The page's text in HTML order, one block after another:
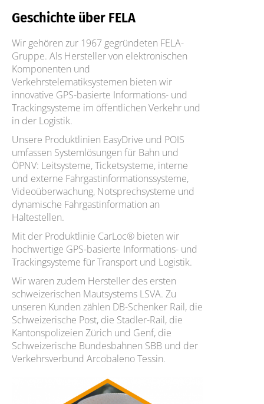
Geschichte über FELA
Wir gehören zur 1967 gegründeten FELA-
Gruppe. Als Hersteller von elektronischen
Komponenten und
Verkehrstelematiksystemen bieten wir
innovative GPS-basierte Informations- und
Trackingsysteme im öffentlichen Verkehr und
in der Logistik.
Unsere Produktlinien EasyDrive und POIS
umfassen Systemlösungen für Bahn und
ÖPNV: Leitsysteme, Ticketsysteme, interne
und externe Fahrgastinformationssysteme,
Videoüberwachung, Notsprechsysteme und
dynamische Fahrgastinformation an
Haltestellen.
Mit der Produktlinie CarLoc® bieten wir
hochwertige GPS-basierte Informations- und
Trackingsysteme für Transport und Logistik.
Wir waren zudem Hersteller des ersten
schweizerischen Mautsystems LSVA. Zu
unseren Kunden zählen DB-Schenker Rail, die
Schweizerische Post, die Stadler-Rail, die
Kantonspolizeien Zürich und Genf, die
Schweizerische Bundesbahnen SBB und der
Verkehrsverbund Arcobaleno Tessin.